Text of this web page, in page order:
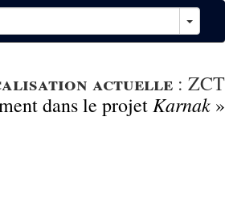
actuelle : ZCT
dans le projet Karnak »